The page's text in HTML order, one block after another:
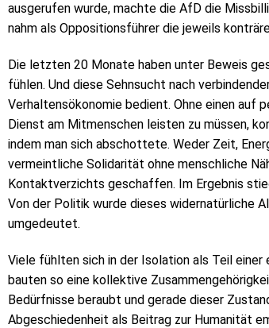
ausgerufen wurde, machte die AfD die
nahm als Oppositionsführer die jeweils
Die letzten 20 Monate haben unter Beweis
fühlen. Und diese Sehnsucht nach
Verhaltensökonomie bedient. Ohne einen auf
Dienst am Mitmenschen leisten zu müssen,
indem man sich abschottete. Weder Zeit,
vermeintliche Solidarität ohne menschliche
Kontaktverzichts geschaffen. Im Ergebnis
Von der Politik wurde dieses widernatürliche
umgedeutet.
Viele fühlten sich in der Isolation als Teil
bauten so eine kollektive
Bedürfnisse beraubt und gerade dieser
Abgeschiedenheit als Beitrag zur Humanität